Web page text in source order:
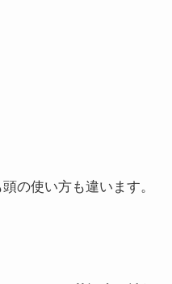
の使い方も違います。